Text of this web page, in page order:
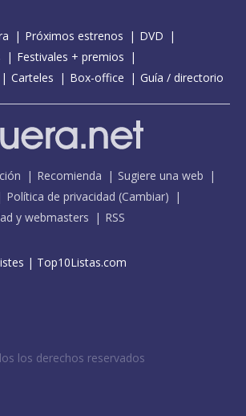
Próximos estrenos
DVD
Festivales + premios
Carteles Box-office Guía / directorio
Recomienda
Sugiere una web
Política de privacidad (Cambiar)
y webmasters RSS
| Top10Listas.com
los derechos reservados